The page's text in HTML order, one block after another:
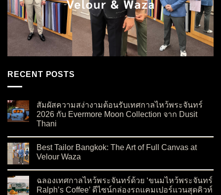
RECENT POSTS
สัมผัสความสง่างามต้อนรับเทศกาลไหว้พระจันทร์
2026 กับ Evermore Moon Collection จาก Dusit
Thani
Best Tailor Bangkok: The Art of Full Canvas at
Velour Waza
ฉลองเทศกาลไหว้พระจันทร์ด้วย ‘ขนมไหว้พระจันทร์
Ralph’s Coffee’ ดีไซน์กล่องรถแคมเปอร์แวนสุดคิวท์